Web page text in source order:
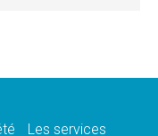
Les services